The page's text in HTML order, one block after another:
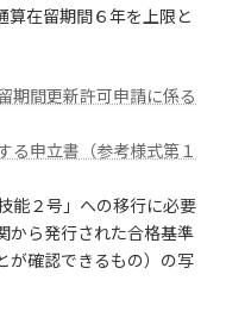
算在留期間６年を上限と
間更新許可申請に係る
申立書（参考様式第１
２号」への移行に必要
から発行された合格基準
が確認できるもの）の写